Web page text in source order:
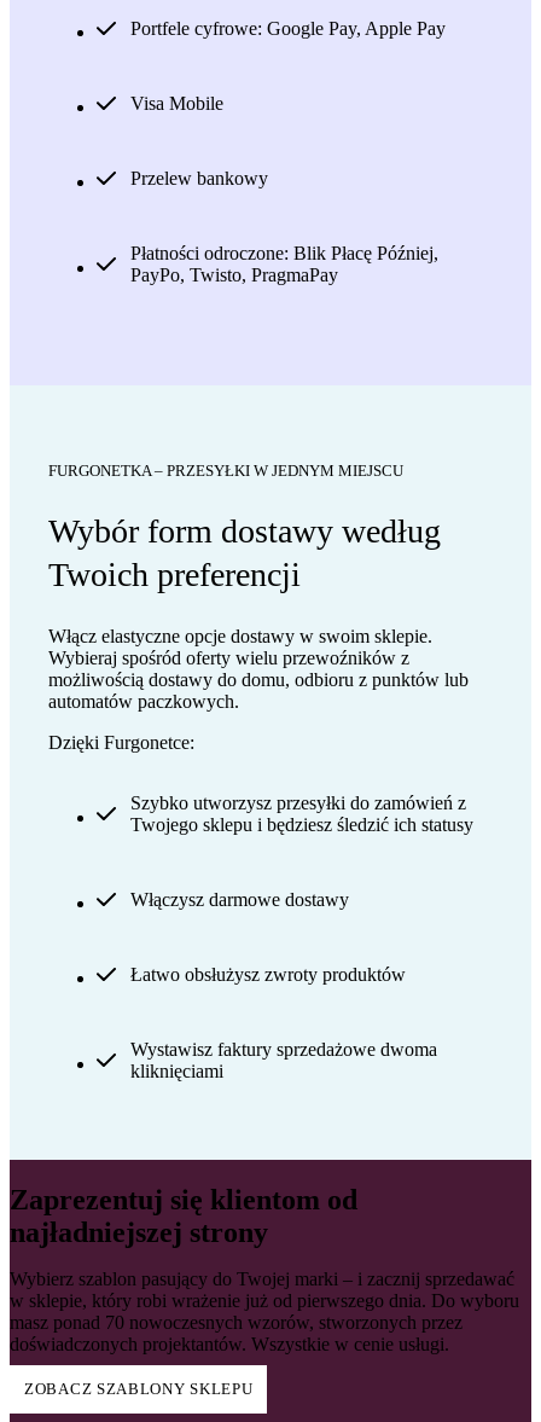
Portfele cyfrowe: Google Pay, Apple Pay
Visa Mobile
Przelew bankowy
Płatności odroczone: Blik Płacę Później,
PayPo, Twisto, PragmaPay
FURGONETKA – PRZESYŁKI W JEDNYM MIEJSCU
Wybór form dostawy według
Twoich preferencji
Włącz elastyczne opcje dostawy w swoim sklepie.
Wybieraj spośród oferty wielu przewoźników z
możliwością dostawy do domu, odbioru z punktów lub
automatów paczkowych.
Dzięki Furgonetce:
Szybko utworzysz przesyłki do zamówień z
Twojego sklepu i będziesz śledzić ich statusy
Włączysz darmowe dostawy
Łatwo obsłużysz zwroty produktów
Wystawisz faktury sprzedażowe dwoma
kliknięciami
Zaprezentuj się klientom od
najładniejszej strony
Wybierz szablon pasujący do Twojej marki – i zacznij sprzedawać
w sklepie, który robi wrażenie już od pierwszego dnia. Do wyboru
masz ponad 70 nowoczesnych wzorów, stworzonych przez
doświadczonych projektantów. Wszystkie w cenie usługi.
ZOBACZ SZABLONY SKLEPU